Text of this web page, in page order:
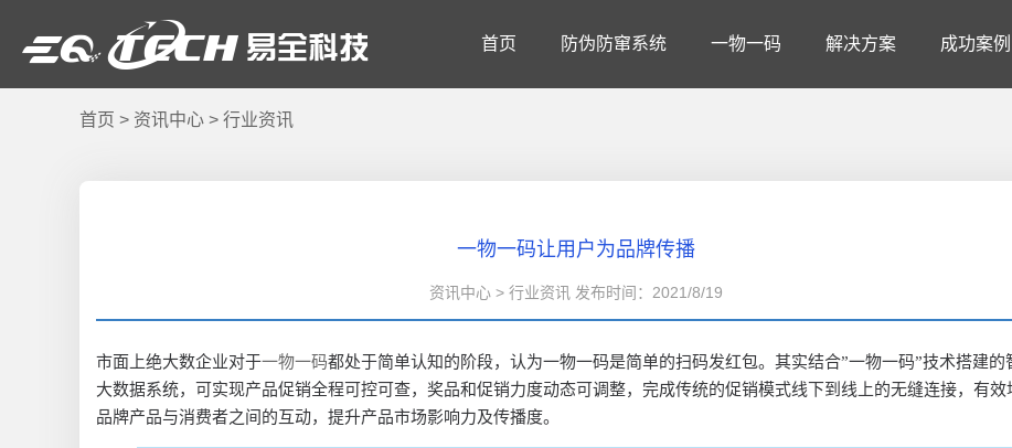
首页 防伪防窜系统 一物一码 解决方案 成功案例
首页 > 资讯中心 > 行业资讯
一物一码让用户为品牌传播
资讯中心 > 行业资讯 发布时间：2021/8/19
市面上绝大数企业对于一物一码都处于简单认知的阶段，认为一物一码是简单的扫码发红包。其实结合”一物一码”技术搭建的
大数据系统，可实现产品促销全程可控可查，奖品和促销力度动态可调整，完成传统的促销模式线下到线上的无缝连接，有效
品牌产品与消费者之间的互动，提升产品市场影响力及传播度。